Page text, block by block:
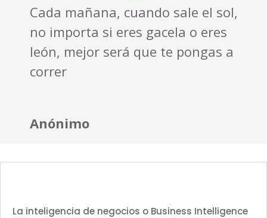
Cada mañana, cuando sale el sol,
no importa si eres gacela o eres
león, mejor será que te pongas a
correr
Anónimo
La inteligencia de negocios o Business Intelligence